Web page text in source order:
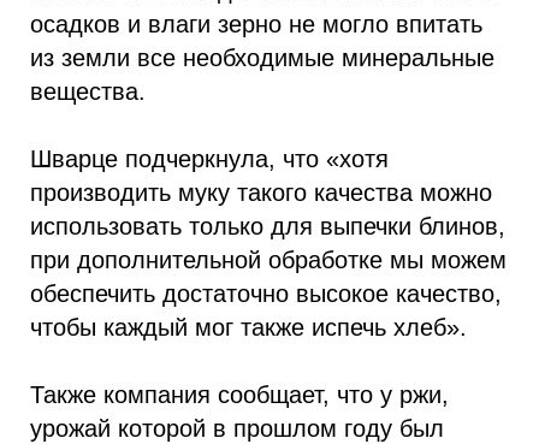
осадков и влаги зерно не могло впитать
из земли все необходимые минеральные
вещества.
Шварце подчеркнула, что «хотя
производить муку такого качества можно
использовать только для выпечки блинов,
при дополнительной обработке мы можем
обеспечить достаточно высокое качество,
чтобы каждый мог также испечь хлеб».
Также компания сообщает, что у ржи,
урожай которой в прошлом году был